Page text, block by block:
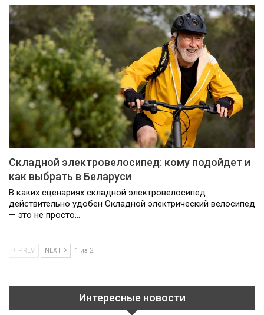
Складной электровелосипед: кому подойдет и
как выбрать в Беларуси
В каких сценариях складной электровелосипед
действительно удобен Складной электрический велосипед
— это не просто…
PREV NEXT 1 из 2
Интересные новости